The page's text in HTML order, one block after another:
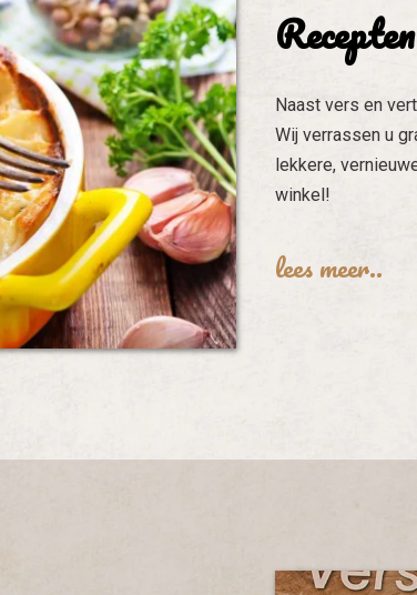
Recepten
Naast vers en
Wij verrassen u
lekkere,
winkel!
lees meer..